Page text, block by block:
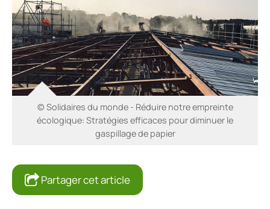
© Solidaires du monde - Réduire notre empreinte
écologique: Stratégies efficaces pour diminuer le
gaspillage de papier
Partager cet article